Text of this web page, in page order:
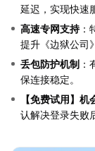
延迟，实现快速
高速专网支持：
提升《边狱公司
丢包防护机制
保连接稳定。
【免费试用】机
认解决登录失败